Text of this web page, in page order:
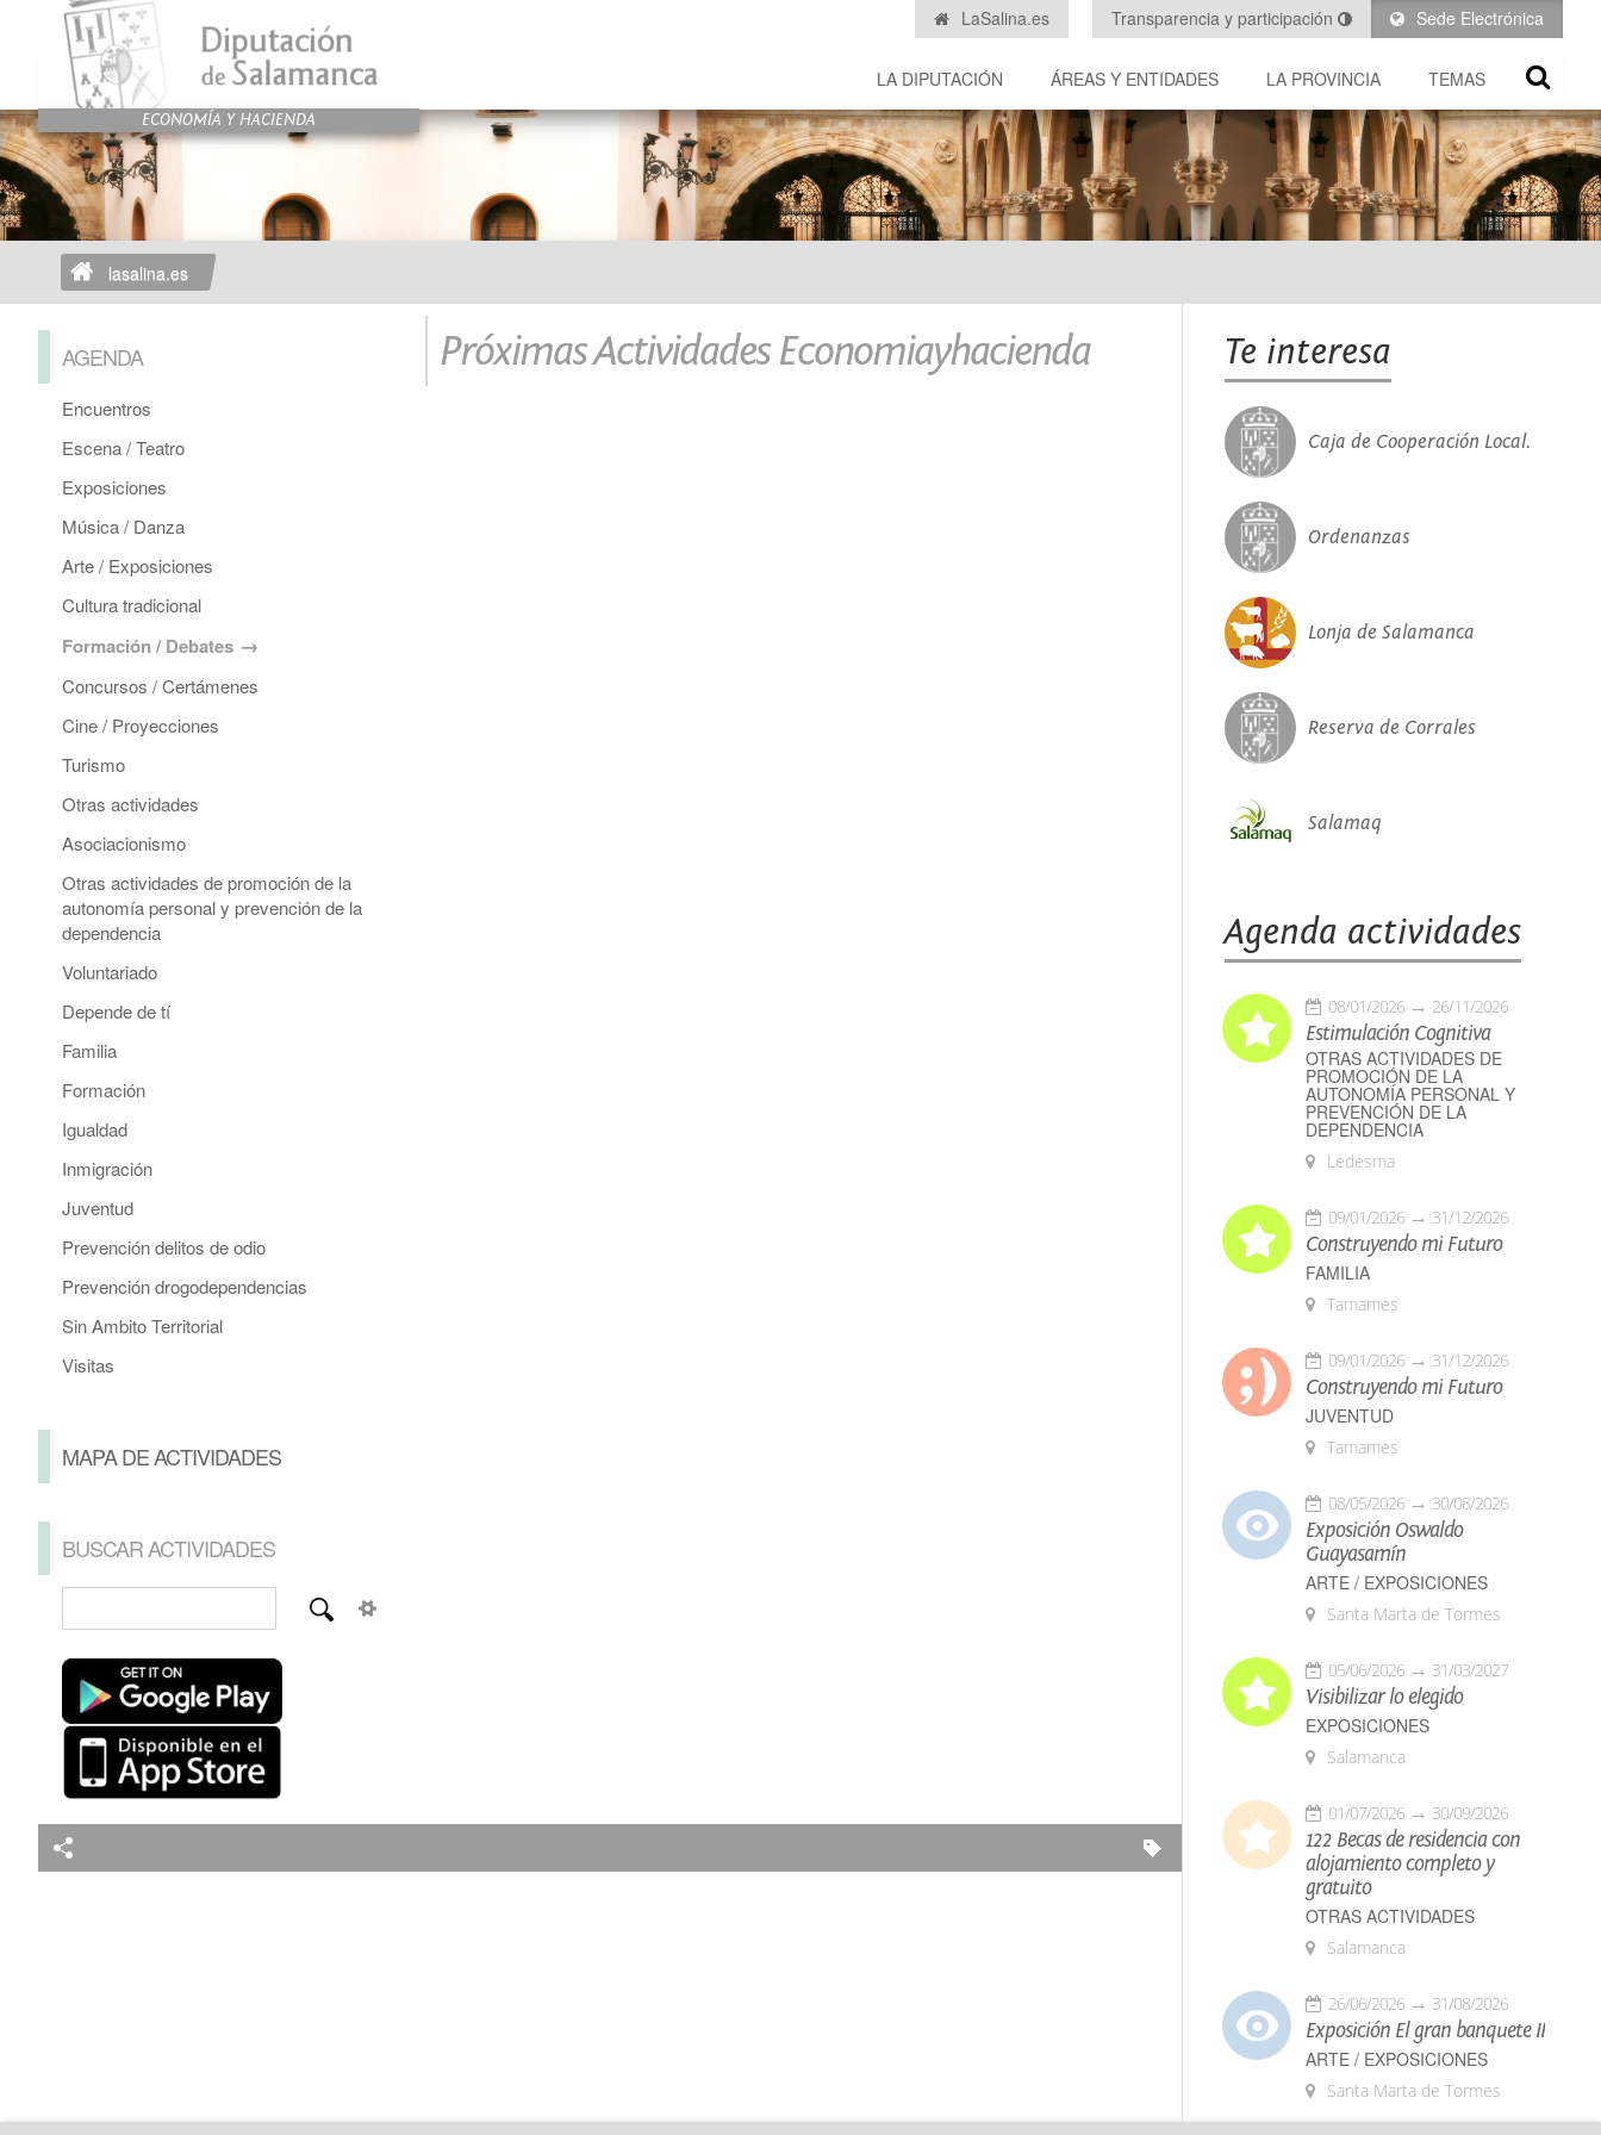
Sede Electrónica
Transparencia y participación
LaSalina.es
LA DIPUTACIÓN ÁREAS Y ENTIDADES LA PROVINCIA TEMAS
lasalina.es
AGENDA
Encuentros
Escena / Teatro
Exposiciones
Música / Danza
Arte / Exposiciones
Cultura tradicional
Formación / Debates
Concursos / Certámenes
Cine / Proyecciones
Turismo
Otras actividades
Asociacionismo
Otras actividades de promoción de la
autonomía personal y prevención de la
dependencia
Voluntariado
Depende de tí
Familia
Formación
Igualdad
Inmigración
Juventud
Prevención delitos de odio
Prevención drogodependencias
Sin Ambito Territorial
Visitas
MAPA DE ACTIVIDADES
BUSCAR ACTIVIDADES
Próximas Actividades Economiayhacienda Te interesa
Caja de Cooperación Local.
Ordenanzas
Lonja de Salamanca
Reserva de Corrales
Salamaq
Agenda actividades
08/01/2026 26/11/2026
Estimulación Cognitiva
OTRAS ACTIVIDADES DE
PROMOCIÓN DE LA
AUTONOMÍA PERSONAL Y
PREVENCIÓN DE LA
DEPENDENCIA
Ledesma
09/01/2026 31/12/2026
Construyendo mi Futuro
FAMILIA
Tamames
09/01/2026 31/12/2026
Construyendo mi Futuro
JUVENTUD
Tamames
08/05/2026 30/08/2026
Exposición Oswaldo
Guayasamín
ARTE / EXPOSICIONES
Santa Marta de Tormes
05/06/2026 31/03/2027
Visibilizar lo elegido
EXPOSICIONES
Salamanca
01/07/2026 30/09/2026
122 Becas de residencia con
alojamiento completo y
gratuito
OTRAS ACTIVIDADES
Salamanca
26/06/2026 31/08/2026
Exposición El gran banquete II
ARTE / EXPOSICIONES
Santa Marta de Tormes